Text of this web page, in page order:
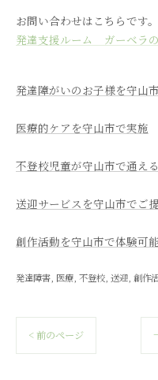
お問い合わせはこちらです。
発達支援ルーム ガーベラ
発達障がいのお子様を守山
医療的ケアを守山市で実施
不登校児童が守山市で通え
送迎サービスを守山市でご
創作活動を守山市で体験可能
発達障害 医療 不登校 送迎 創作
< 前のページ